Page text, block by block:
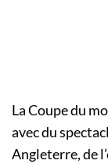
La Coupe du
avec du
Angleterre, de